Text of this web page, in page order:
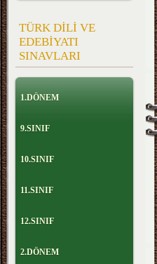
TÜRK DİLİ VE
EDEBİYATI
SINAVLARI
1.DÖNEM
9.SINIF
10.SINIF
11.SINIF
12.SINIF
2.DÖNEM